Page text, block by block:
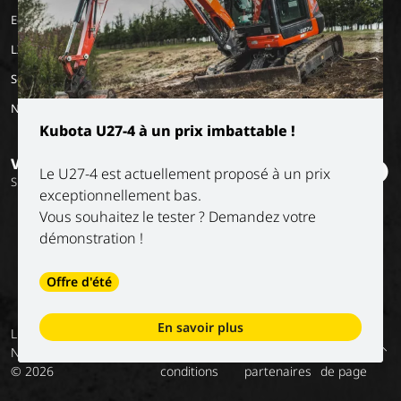
Kubota U27-4 à un prix imbattable !
Le U27-4 est actuellement proposé à un prix
exceptionnellement bas.
Vous souhaitez le tester ? Demandez votre
démonstration !
Offre d'été
En savoir plus
Eco Applications
LX Used Equipment
Sociétés de location
New old stock
vacances
Notre mission
L'histoire
Vous voulez rester informé ?
Suivez nos réseaux sociaux
Luyckx
NV
© 2026
PrivacyServices
conditions
partenaires
Retour
de page